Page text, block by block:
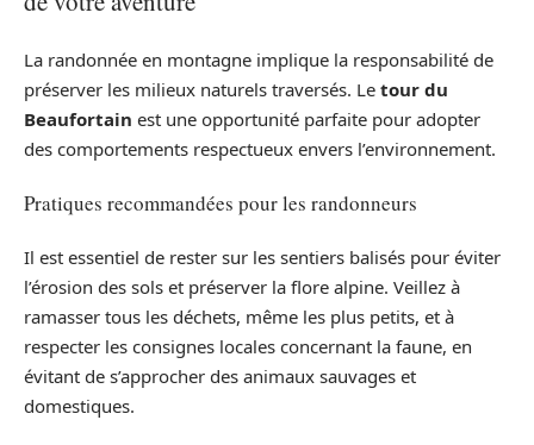
La randonnée en montagne implique la responsabilité de
préserver les milieux naturels traversés. Le tour du
Beaufortain est une opportunité parfaite pour adopter
des comportements respectueux envers l’environnement.
Pratiques recommandées pour les randonneurs
Il est essentiel de rester sur les sentiers balisés pour éviter
l’érosion des sols et préserver la flore alpine. Veillez à
ramasser tous les déchets, même les plus petits, et à
respecter les consignes locales concernant la faune, en
évitant de s’approcher des animaux sauvages et
domestiques.